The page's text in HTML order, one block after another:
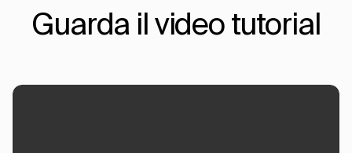
Guarda il video tutorial